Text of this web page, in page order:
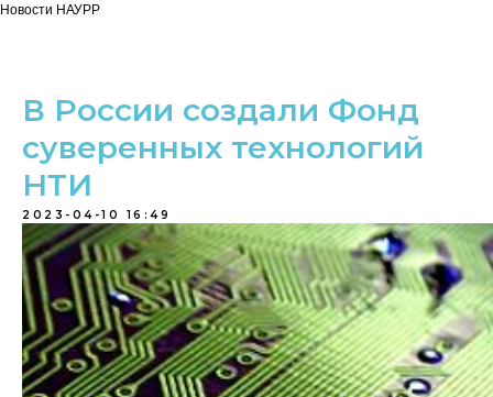
Новости НАУРР
В России создали Фонд
суверенных технологий
НТИ
2023-04-10 16:49